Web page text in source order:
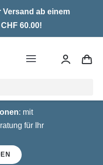
ab einem
60.00!
Toggle
: mit
für Ihr